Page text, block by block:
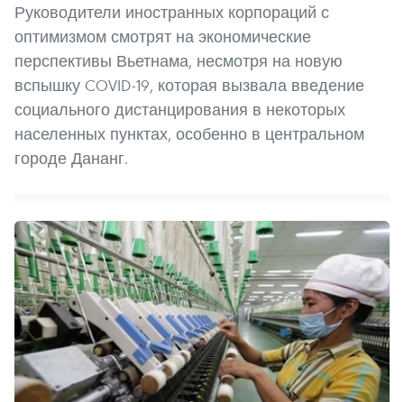
Руководители иностранных корпораций с
оптимизмом смотрят на экономические
перспективы Вьетнама, несмотря на новую
вспышку COVID-19, которая вызвала введение
социального дистанцирования в некоторых
населенных пунктах, особенно в центральном
городе Дананг.